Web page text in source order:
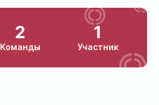
2
Команды
1
Участник